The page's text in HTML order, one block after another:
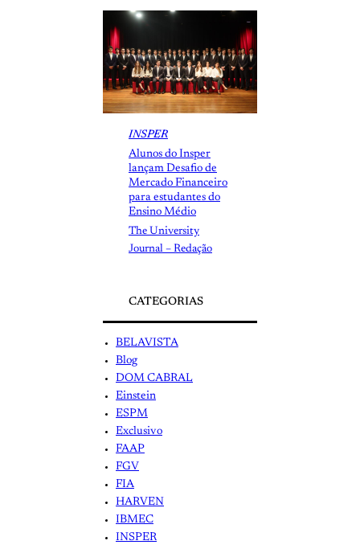
INSPER
Alunos do Insper
lançam Desafio de
Mercado Financeiro
para estudantes do
Ensino Médio
The University
Journal – Redação
CATEGORIAS
BELAVISTA
Blog
DOM CABRAL
Einstein
ESPM
Exclusivo
FAAP
FGV
FIA
HARVEN
IBMEC
INSPER